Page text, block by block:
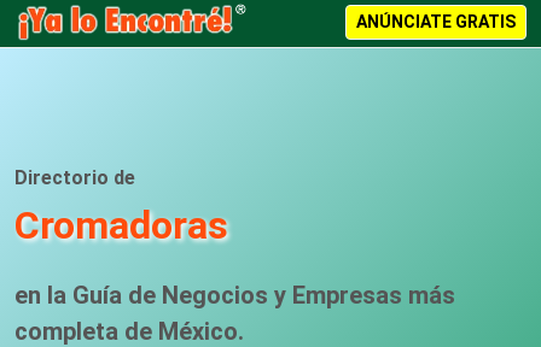
ANÚNCIATE GRATIS
Directorio de
Cromadoras
en la Guía de Negocios y Empresas más
completa de México.